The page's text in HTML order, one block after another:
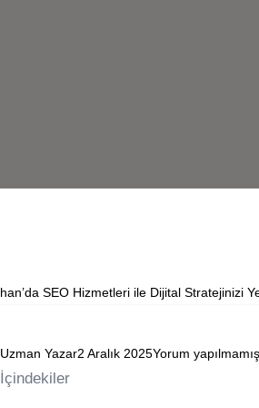
Uzman Yazar2 Aralık 2025Yorum yapılmamış
İçindekiler